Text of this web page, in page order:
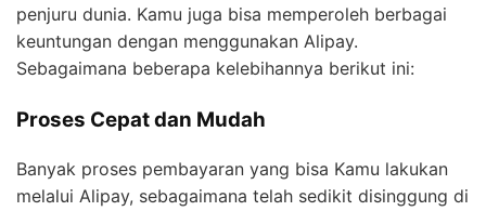
penjuru dunia. Kamu juga bisa memperoleh berbagai
keuntungan dengan menggunakan Alipay.
Sebagaimana beberapa kelebihannya berikut ini:
Proses Cepat dan Mudah
Banyak proses pembayaran yang bisa Kamu lakukan
melalui Alipay, sebagaimana telah sedikit disinggung di